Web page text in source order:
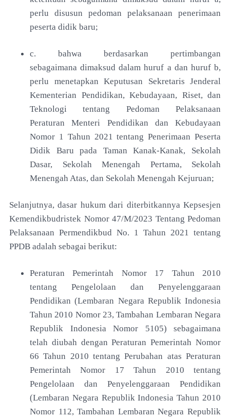
perlu disusun pedoman pelaksanaan penerimaan
peserta didik baru;
c. bahwa berdasarkan pertimbangan
sebagaimanadimaksud dalam huruf a dan huruf b,
perlu menetapkan Keputusan Sekretaris Jenderal
Kementerian Pendidikan, Kebudayaan, Riset, dan
Teknologi tentang Pedoman Pelaksanaan
PeraturanMenteri Pendidikan dan Kebudayaan
Nomor 1 Tahun 2021 tentang Penerimaan Peserta
Didik Baru pada Taman Kanak-Kanak, Sekolah
Dasar, Sekolah Menengah Pertama, Sekolah
Menengah Atas, dan Sekolah Menengah Kejuruan;
Selanjutnya, dasar hukum dari diterbitkannya Kepsesjen
Kemendikbudristek Nomor 47/M/2023 Tentang Pedoman
Pelaksanaan Permendikbud No. 1 Tahun 2021 tentang
PPDB adalah sebagai berikut:
Peraturan Pemerintah Nomor 17 Tahun 2010
tentang Pengelolaan dan Penyelenggaraan
Pendidikan(Lembaran Negara Republik Indonesia
Tahun 2010 Nomor 23, Tambahan Lembaran Negara
Republik Indonesia Nomor 5105) sebagaimana
telah diubah dengan Peraturan Pemerintah Nomor
66 Tahun 2010 tentang Perubahan atas Peraturan
Pemerintah Nomor 17 Tahun 2010 tentang
Pengelolaan dan Penyelenggaraan Pendidikan
(Lembaran Negara Republik Indonesia Tahun 2010
Nomor 112, Tambahan Lembaran Negara Republik